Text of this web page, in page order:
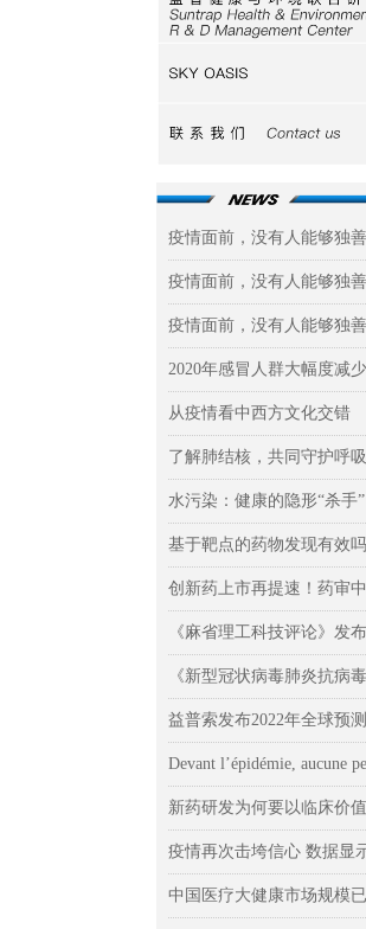
研发中心
联系我们
从疫情看中西方文化交错
水污染：健康的隐形“杀手”